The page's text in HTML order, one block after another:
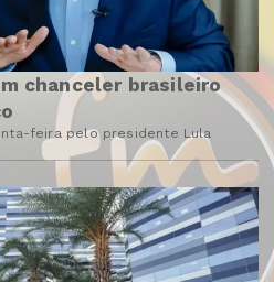
chanceler brasileiro
feira pelo presidente Lula